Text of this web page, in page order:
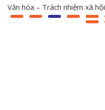
Văn hóa – Trách nhiệm xã hội